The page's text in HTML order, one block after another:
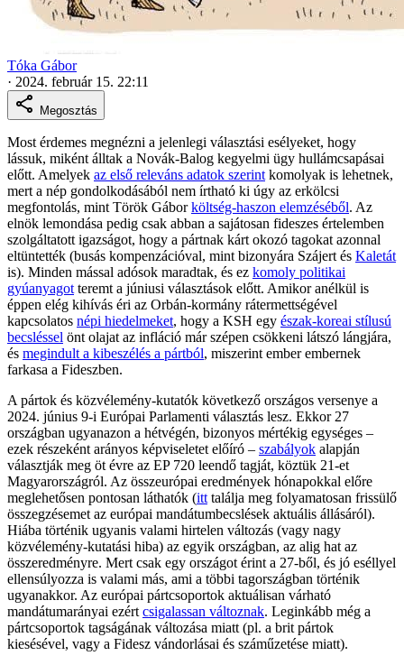
Tóka Gábor
· 2024. február 15. 22:11
Megosztás
Most érdemes megnézni a jelenlegi választási esélyeket, hogy
lássuk, miként álltak a Novák-Balog kegyelmi ügy hullámcsapásai
előtt. Amelyek az első releváns adatok szerint komolyak is lehetnek,
mert a nép gondolkodásából nem írtható ki úgy az erkölcsi
megfontolás, mint Török Gáborköltség-haszon elemzéséből. Az
elnök lemondása pedig csak abban a sajátosan fideszes értelemben
szolgáltatott igazságot, hogy a pártnak kárt okozó tagokat azonnal
eltüntették (busás kompenzációval, mint bizonyára Szájert és Kaletát
is). Minden mással adósok maradtak, és ez komoly politikai
gyúanyagot teremt a júniusi választások előtt. Amikor anélkül is
éppen elég kihívás éri az Orbán-kormány rátermettségével
kapcsolatos népi hiedelmeket, hogy a KSH egy észak-koreai stílusú
becsléssel önt olajat az infláció már szépen csökkeni látszó lángjára,
és megindult a kibeszélés a pártból, miszerint ember embernek
farkasa a Fideszben.
A pártok és közvélemény-kutatók következő országos versenye a
2024. június 9-i Európai Parlamenti választás lesz. Ekkor 27
országban ugyanazon a hétvégén, bizonyos mértékig egységes –
ezek részeként arányos képviseletet előíró – szabályok alapján
választják meg öt évre az EP 720 leendő tagját, köztük 21-et
Magyarországról. Az összeurópai eredmények hónapokkal előre
meglehetősen pontosan láthatók (itt találja meg folyamatosan frissülő
összegzésemet az európai mandátumbecslések aktuális állásáról).
Hiába történik ugyanis valami hirtelen változás (vagy nagy
közvélemény-kutatási hiba) az egyik országban, az alig hat az
összeredményre. Mert csak egy országot érint a 27-ből, és jó eséllyel
ellensúlyozza is valami más, ami a többi tagországban történik
ugyanakkor. Az európai pártcsoportok aktuálisan várható
mandátumarányai ezért csigalassan változnak. Leginkább még a
pártcsoportok tagságának változása miatt (pl. a brit pártok
kiesésével, vagy a Fidesz vándorlásai és száműzetése miatt).